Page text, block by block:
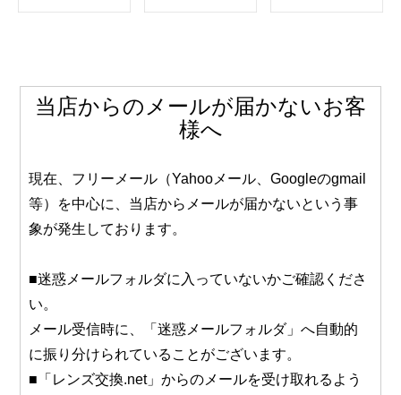
当店からのメールが届かないお客
様へ
現在、フリーメール（Yahooメール、Googleのgmail
等）を中心に、当店からメールが届かないという事
象が発生しております。
■迷惑メールフォルダに入っていないかご確認くださ
い。
メール受信時に、「迷惑メールフォルダ」へ自動的
に振り分けられていることがございます。
■「レンズ交換.net」からのメールを受け取れるよう